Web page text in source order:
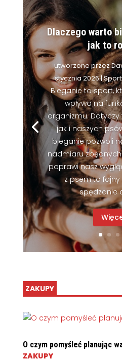
Dlaczego warto
jak to
utworzone przez
stycznia 2026|
Bieganie to sport,
wpływa na
organizmu.
jak i naszych
bieganie pozwoli
nadmiaru
poprawi nasz
z psem to
spędzanie
ZAKUPY
O czym pomyśleć planując
ZAKUPY